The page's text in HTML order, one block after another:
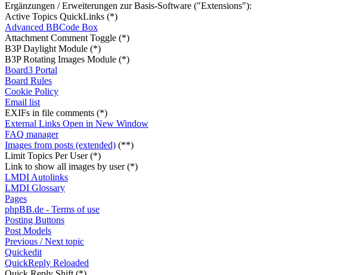
Ergänzungen / Erweiterungen zur Basis-Software ("Extensions"):
Active Topics QuickLinks (*)
Advanced BBCode Box
Attachment Comment Toggle (*)
B3P Daylight Module (*)
B3P Rotating Images Module (*)
Board3 Portal
Board Rules
Cookie Policy
Email list
EXIFs in file comments (*)
External Links Open in New Window
FAQ manager
Images from posts (extended) (**)
Limit Topics Per User (*)
Link to show all images by user (*)
LMDI Autolinks
LMDI Glossary
Pages
phpBB.de - Terms of use
Posting Buttons
Post Models
Previous / Next topic
Quickedit
QuickReply Reloaded